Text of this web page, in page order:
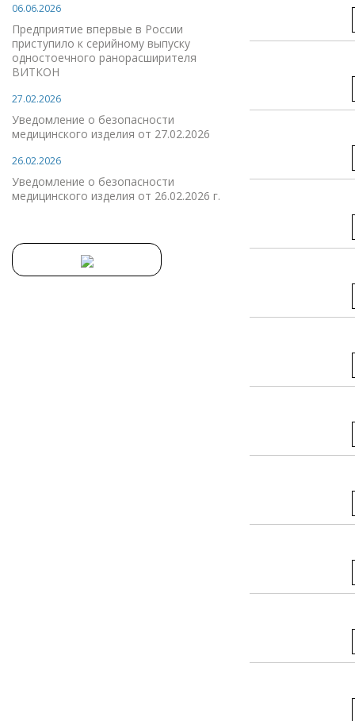
06.06.2026
Предприятие впервые в России
приступило к серийному выпуску
одностоечного ранорасширителя
ВИТКОН
27.02.2026
Уведомление о безопасности
медицинского изделия от 27.02.2026
26.02.2026
Уведомление о безопасности
медицинского изделия от 26.02.2026 г.